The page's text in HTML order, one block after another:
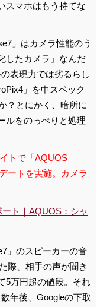
スマホはもう持てな
」はカメラ性能のう
したカメラ」なんだ
表現力では劣るらし
」を中スペック
？とにかく、暗所に
ルをのっぺりと処理
トで「AQUOS
ートを実施。カメラ
ト｜AQUOS：シャ
」のスピーカーの音
際、相手の声が聞き
5万円超の値段。それ
年後、Googleの下取